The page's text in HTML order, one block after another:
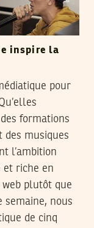
inspire la
pour
formations
musiques
l’ambition
et riche en
plutôt que
semaine, nous
de cinq